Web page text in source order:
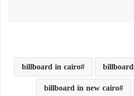
billboard
billboard in cairo
billboard in new cairo